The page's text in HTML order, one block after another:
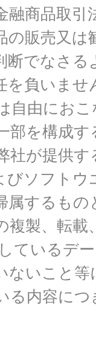
融商品取
の販売又
断でなさ
を負いませ
自由にお
部を構成
社が提供
びソフト
属するも
複製、転
ているデ
ないこと
る内容に